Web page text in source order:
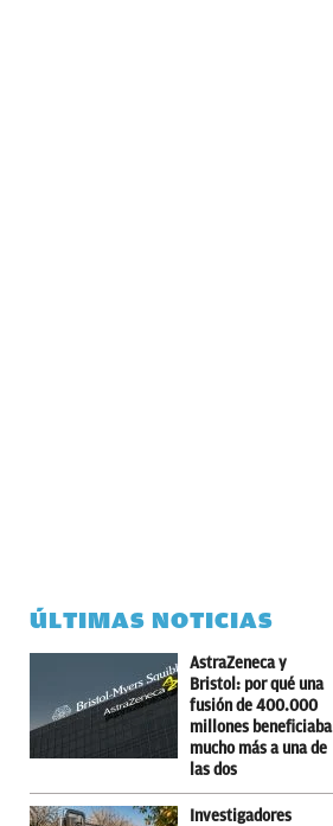
ÚLTIMAS NOTICIAS
AstraZeneca y
Bristol: por qué una
fusión de 400.000
millones beneficiaba
mucho más a una de
las dos
Investigadores